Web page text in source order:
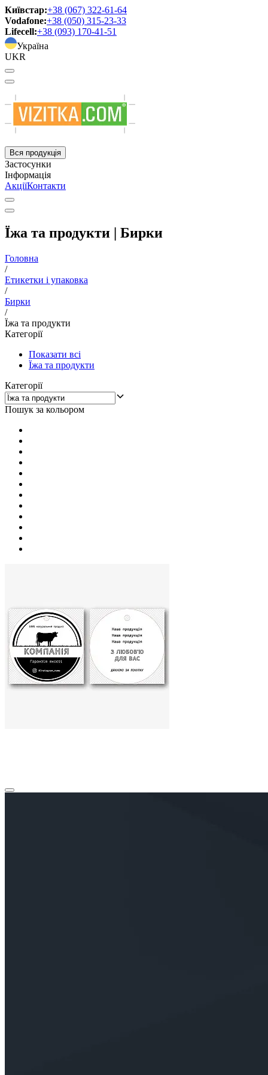
Київстар:+38 (067) 322-61-64
Vodafone:+38 (050) 315-23-33
Lifecell:+38 (093) 170-41-51
Україна
UKR
Вся продукція
Застосунки
Інформація
АкціїКонтакти
Їжа та продукти | Бирки
Головна
/
Етикетки і упаковка
/
Бирки
/
Їжа та продукти
Категорії
Показати всі
Їжа та продукти
Категорії
Пошук за кольором